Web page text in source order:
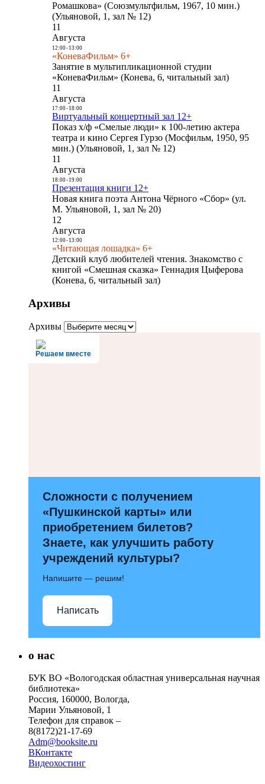
Ромашкова» (Союзмультфильм, 1967, 10 мин.)
(Ульяновой, 1, зал № 12)
11
Августа
12:00- 13:00
«КоневаФильм» 6+
Занятие в мультипликационной студии
«КоневаФильм» (Конева, 6, читальный зал)
11
Августа
17:00- 18:00
Виртуальный концертный зал 12+
Показ х/ф «Смелые люди» к 100-летию актера
театра и кино Сергея Гурзо (Мосфильм, 1950, 95
мин.) (Ульяновой, 1, зал № 12)
11
Августа
18:00- 19:00
Презентация книги 12+
Новая книга поэта Антона Чёрного «Сбор» (ул.
М. Ульяновой, 1, зал № 20)
12
Августа
12:00- 13:00
«Читающая лошадка» 6+
Детский клуб любителей чтения. Знакомство с
книгой «Смешная сказка» Геннадия Цыферова
(Конева, 6, читальный зал)
Архивы
Архивы
Решаем вместе
Сложности с получением
«Пушкинской карты» или
приобретением билетов?
Знаете, как улучшить работу
учреждений культуры?
Напишите — решим!
Написать
о нас
БУК ВО «Вологодская областная универсальная научная
библиотека»
Россия, 160000, Вологда,
Марии Ульяновой, 1
Телефон для справок –
8(8172)21-17-69
Adm@booksite.ru
ВКонтакте
Видеохостинг